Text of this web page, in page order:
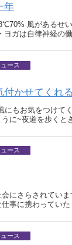
年
風があるせ
ヨガは自律神経の
ュース
付かせてくれる
にもお気をつけて
に~夜道を歩くと
ュース
にさらされてい
事に携わってい
ュース